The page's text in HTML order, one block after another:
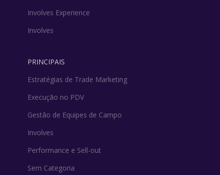
Involves Experience
Involves
PRINCIPAIS
Estratégias de Trade Marketing
Execução no PDV
Gestão de Equipes de Campo
Involves
Performance e Sell-out
Sem Categoria